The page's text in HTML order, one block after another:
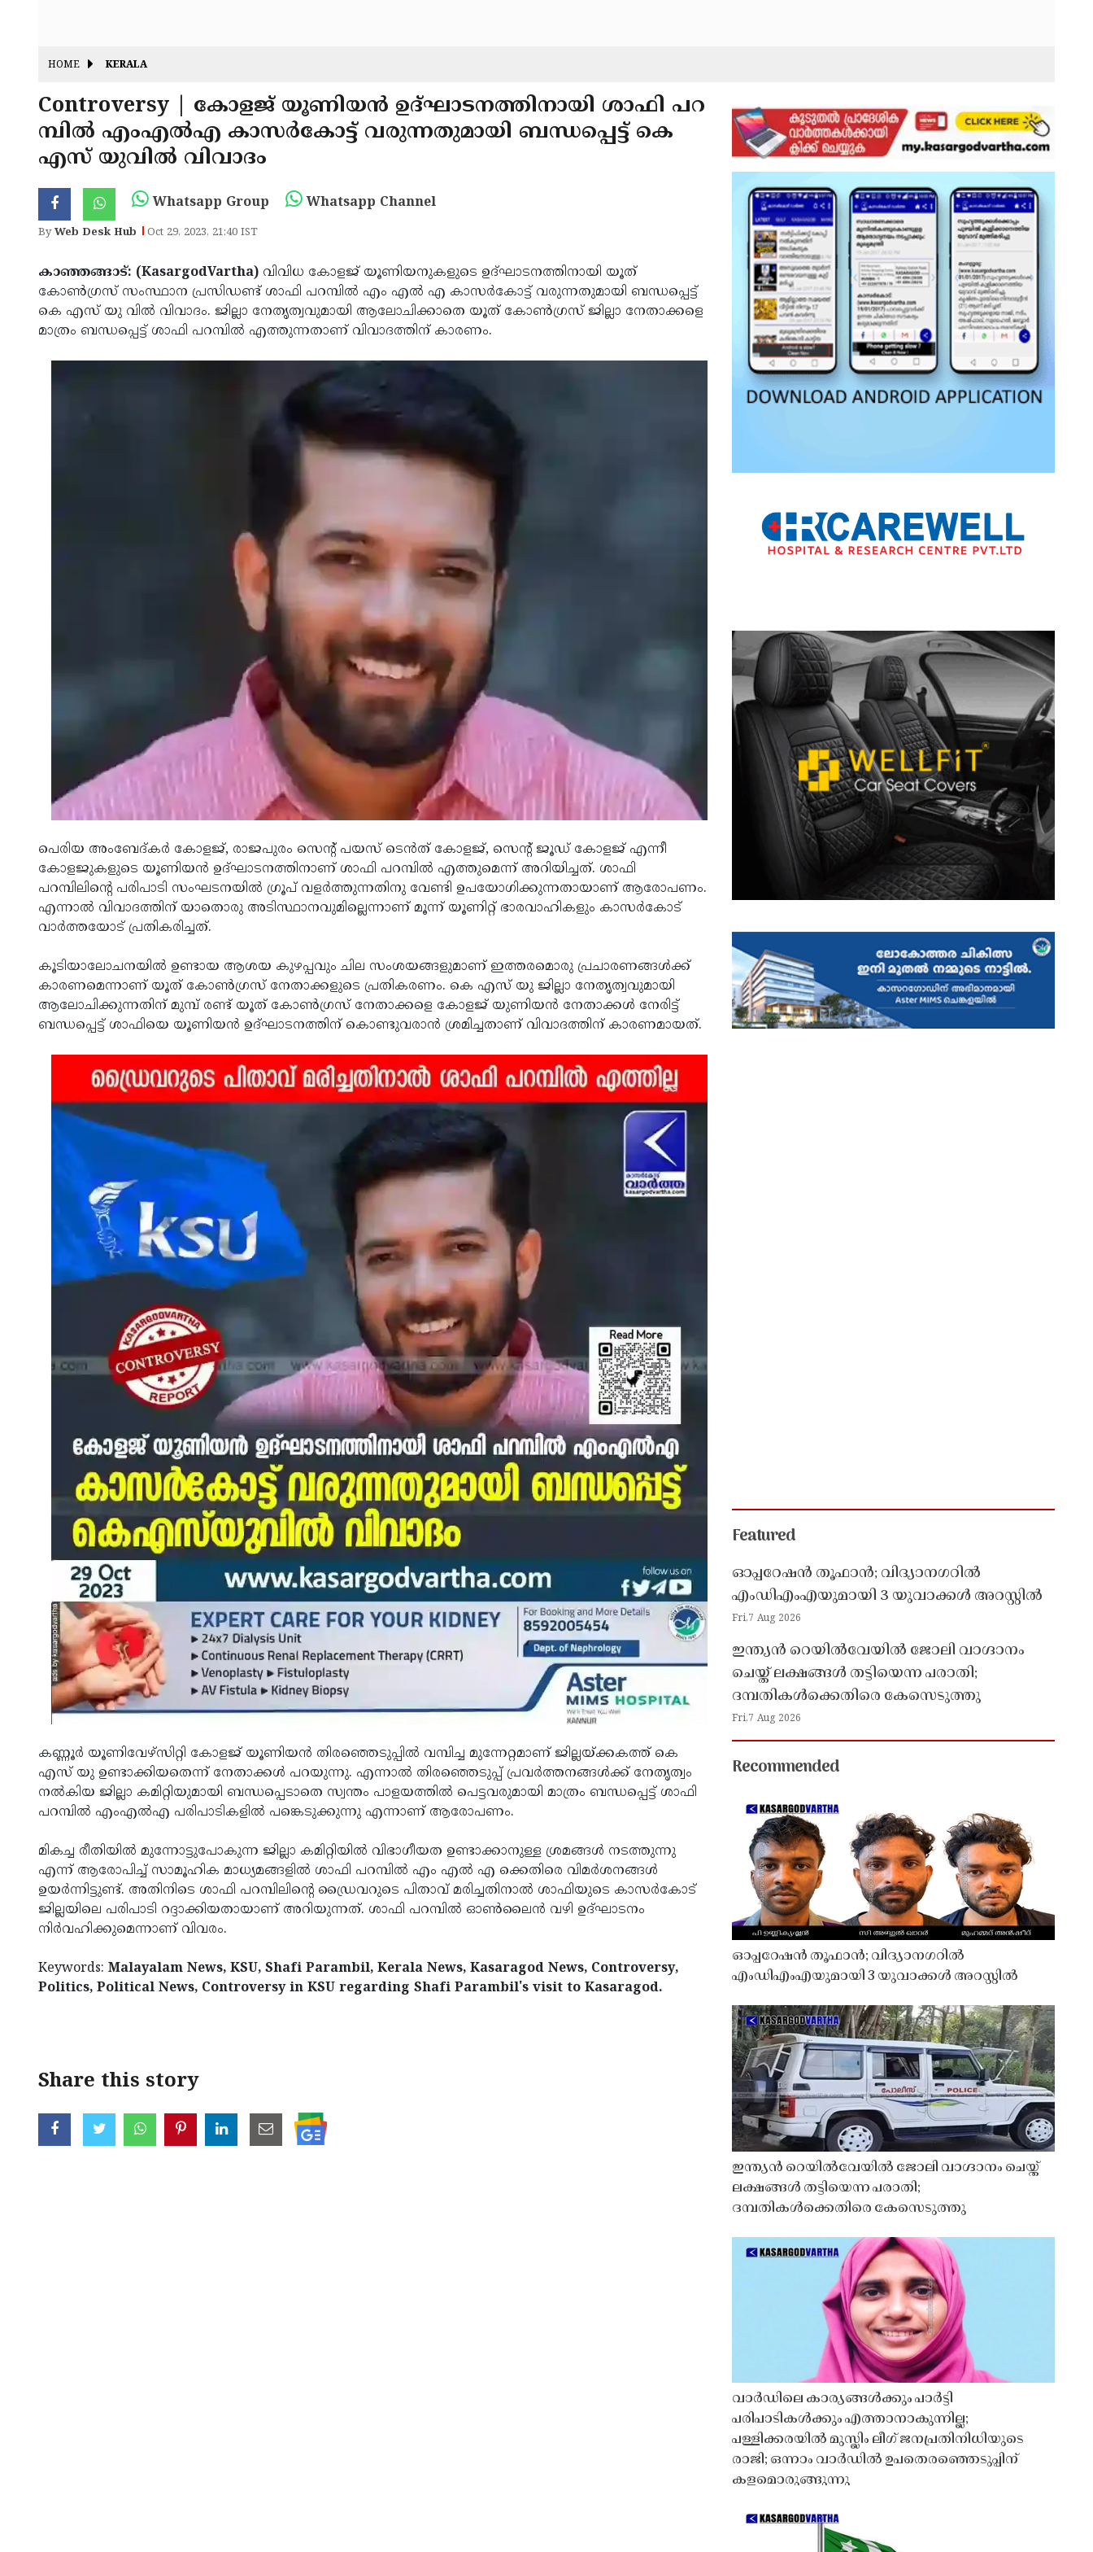
HOME KERALA
Controversy | കോളജ് യൂണിയന്‍ ഉദ്ഘാടനത്തിനായി ശാഫി പറ
മ്പില്‍ എംഎല്‍എ കാസര്‍കോട്ട് വരുന്നതുമായി ബന്ധപ്പെട്ട് കെ
എസ് യുവില്‍ വിവാദം
Whatsapp Group Whatsapp Channel
ByWeb Desk Hub Oct 29, 2023, 21:40 IST
കാഞ്ഞങ്ങാട്: (KasargodVartha) വിവിധ കോളജ് യൂണിയനുകളുടെ ഉദ്ഘാടനത്തിനായി യൂത്
കോണ്‍ഗ്രസ് സംസ്ഥാന പ്രസിഡണ്ട് ശാഫി പറമ്പില്‍ എം എല്‍ എ കാസര്‍കോട്ട് വരുന്നതുമായി ബന്ധപ്പെട്ട്
കെ എസ് യു വില്‍ വിവാദം. ജില്ലാ നേതൃത്വവുമായി ആലോചിക്കാതെ യൂത് കോണ്‍ഗ്രസ് ജില്ലാ നേതാക്കളെ
മാത്രം ബന്ധപ്പെട്ട് ശാഫി പറമ്പില്‍ എത്തുന്നതാണ് വിവാദത്തിന് കാരണം.
പെരിയ അംബേദ്കര്‍ കോളജ്, രാജപുരം സെന്റ് പയസ് ടെന്‍ത് കോളജ്, സെന്റ് ജൂഡ് കോളജ് എന്നീ
കോളജുകളുടെ യൂണിയന്‍ ഉദ്ഘാടനത്തിനാണ് ശാഫി പറമ്പില്‍ എത്തുമെന്ന് അറിയിച്ചത്. ശാഫി
പറമ്പിലിന്റെ പരിപാടി സംഘടനയില്‍ ഗ്രൂപ് വളര്‍ത്തുന്നതിനു വേണ്ടി ഉപയോഗിക്കുന്നതായാണ് ആരോപണം.
എന്നാല്‍ വിവാദത്തിന് യാതൊരു അടിസ്ഥാനവുമില്ലെന്നാണ് മൂന്ന് യൂണിറ്റ് ഭാരവാഹികളും കാസര്‍കോട്
വാര്‍ത്തയോട് പ്രതികരിച്ചത്.
കൂടിയാലോചനയില്‍ ഉണ്ടായ ആശയ കുഴപ്പവും ചില സംശയങ്ങളുമാണ് ഇത്തരമൊരു പ്രചാരണങ്ങള്‍ക്ക്
കാരണമെന്നാണ് യൂത് കോണ്‍ഗ്രസ് നേതാക്കളുടെ പ്രതികരണം. കെ എസ് യു ജില്ലാ നേതൃത്വവുമായി
ആലോചിക്കുന്നതിന് മുമ്പ് രണ്ട് യൂത് കോണ്‍ഗ്രസ് നേതാക്കളെ കോളജ് യുണിയന്‍ നേതാക്കള്‍ നേരിട്ട്
ബന്ധപ്പെട്ട് ശാഫിയെ യൂണിയന്‍ ഉദ്ഘാടനത്തിന് കൊണ്ടുവരാന്‍ ശ്രമിച്ചതാണ് വിവാദത്തിന് കാരണമായത്.
കണ്ണൂര്‍ യൂണിവേഴ്‌സിറ്റി കോളജ് യൂണിയന്‍ തിരഞ്ഞെടുപ്പില്‍ വമ്പിച്ച മുന്നേറ്റമാണ് ജില്ലയ്ക്കകത്ത് കെ
എസ് യു ഉണ്ടാക്കിയതെന്ന് നേതാക്കള്‍ പറയുന്നു. എന്നാല്‍ തിരഞ്ഞെടുപ്പ് പ്രവര്‍ത്തനങ്ങള്‍ക്ക് നേതൃത്വം
നല്‍കിയ ജില്ലാ കമിറ്റിയുമായി ബന്ധപ്പെടാതെ സ്വന്തം പാളയത്തില്‍ പെട്ടവരുമായി മാത്രം ബന്ധപ്പെട്ട് ശാഫി
പറമ്പില്‍ എംഎല്‍എ പരിപാടികളില്‍ പങ്കെടുക്കുന്നു എന്നാണ് ആരോപണം.
മികച്ച രീതിയില്‍ മുന്നോട്ടുപോകുന്ന ജില്ലാ കമിറ്റിയില്‍ വിഭാഗീയത ഉണ്ടാക്കാനുള്ള ശ്രമങ്ങള്‍ നടത്തുന്നു
എന്ന് ആരോപിച്ച് സാമൂഹിക മാധ്യമങ്ങളില്‍ ശാഫി പറമ്പില്‍ എം എല്‍ എ ക്കെതിരെ വിമര്‍ശനങ്ങള്‍
ഉയര്‍ന്നിട്ടുണ്ട്. അതിനിടെ ശാഫി പറമ്പിലിന്റെ ഡ്രൈവറുടെ പിതാവ് മരിച്ചതിനാല്‍ ശാഫിയുടെ കാസര്‍കോട്
ജില്ലയിലെ പരിപാടി റദ്ദാക്കിയതായാണ് അറിയുന്നത്. ശാഫി പറമ്പില്‍ ഓണ്‍ലൈന്‍ വഴി ഉദ്ഘാടനം
നിര്‍വഹിക്കുമെന്നാണ് വിവരം.
Keywords: Malayalam News, KSU, Shafi Parambil, Kerala News, Kasaragod News, Controversy,
Politics, Political News, Controversy in KSU regarding Shafi Parambil's visit to Kasaragod.
Share this story
Featured
ഓപ്പറേഷൻ തൂഫാൻ; വിദ്യാനഗറിൽ
എംഡിഎംഎയുമായി 3 യുവാക്കൾ അറസ്റ്റിൽ
Fri,7 Aug 2026
ഇന്ത്യൻ റെയിൽവേയിൽ ജോലി വാഗ്ദാനം
ചെയ്ത് ലക്ഷങ്ങൾ തട്ടിയെന്ന പരാതി;
ദമ്പതികൾക്കെതിരെ കേസെടുത്തു
Fri,7 Aug 2026
Recommended
ഓപ്പറേഷൻ തൂഫാൻ; വിദ്യാനഗറിൽ
എംഡിഎംഎയുമായി 3 യുവാക്കൾ അറസ്റ്റിൽ
ഇന്ത്യൻ റെയിൽവേയിൽ ജോലി വാഗ്ദാനം ചെയ്ത്
ലക്ഷങ്ങൾ തട്ടിയെന്ന പരാതി;
ദമ്പതികൾക്കെതിരെ കേസെടുത്തു
വാർഡിലെ കാര്യങ്ങൾക്കും പാർട്ടി
പരിപാടികൾക്കും എത്താനാകുന്നില്ല;
പള്ളിക്കരയിൽ മുസ്ലിം ലീഗ് ജനപ്രതിനിധിയുടെ
രാജി; ഒന്നാം വാർഡിൽ ഉപതെരഞ്ഞെടുപ്പിന്
കളമൊരുങ്ങുന്നു